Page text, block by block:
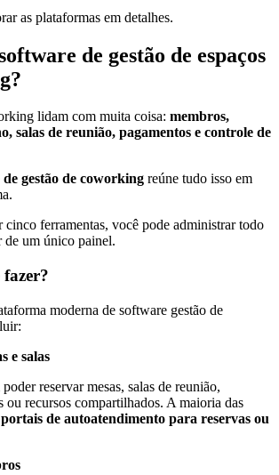
as plataformas em detalhes.
de gestão de espaços
lidam com muita coisa: membros,
salas de reunião, pagamentos e controle de
gestão de coworking reúne tudo isso em
cinco ferramentas, você pode administrar todo
de um único painel.
fazer?
moderna de software gestão de
e salas
reservar mesas, salas de reunião,
ou recursos compartilhados. A maioria das
portais de autoatendimento para reservas ou